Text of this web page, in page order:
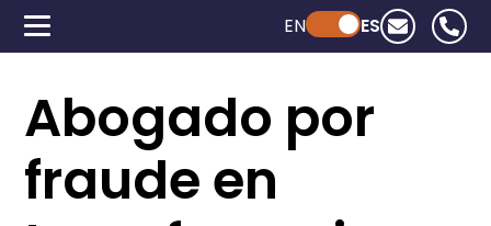
Powered by ChatGPT
EN ES
Abogado por
fraude en